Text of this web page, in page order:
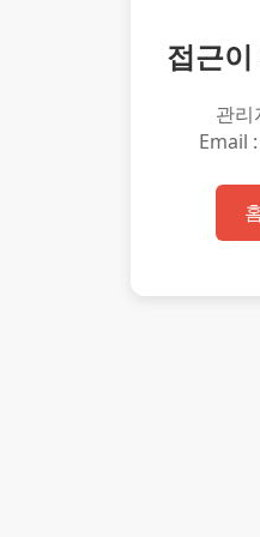
접근
관리
Email